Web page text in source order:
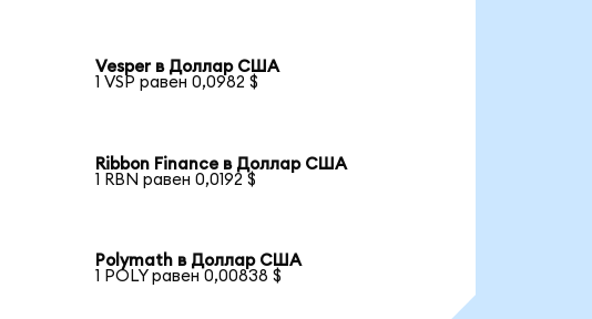
Vesper в Доллар США
1 VSP равен 0,0982 $
Ribbon Finance в Доллар США
1 RBN равен 0,0192 $
Polymath в Доллар США
1 POLY равен 0,00838 $